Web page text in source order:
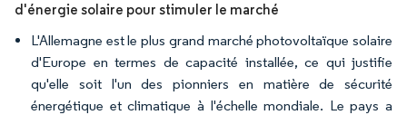
d'énergie solaire pour stimuler le marché
L'Allemagne est le plus grand marché photovoltaïque solaire
d'Europe en termes de capacité installée, ce qui justifie
qu'elle soit l'un des pionniers en matière de sécurité
énergétique et climatique à l'échelle mondiale. Le pays a